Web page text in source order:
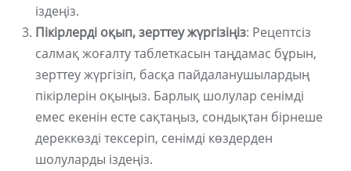
іздеңіз.
Пікірлерді оқып, зерттеу жүргізіңіз: Рецептсіз
салмақ жоғалту таблеткасын таңдамас бұрын,
зерттеу жүргізіп, басқа пайдаланушылардың
пікірлерін оқыңыз. Барлық шолулар сенімді
емес екенін есте сақтаңыз, сондықтан бірнеше
дереккөзді тексеріп, сенімді көздерден
шолуларды іздеңіз.